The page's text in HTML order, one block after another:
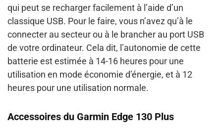
qui peut se recharger facilement à l’aide d’un
classique USB. Pour le faire, vous n’avez qu’à le
connecter au secteur ou à le brancher au port USB
de votre ordinateur. Cela dit, l’autonomie de cette
batterie est estimée à 14-16 heures pour une
utilisation en mode économie d’énergie, et à 12
heures pour une utilisation normale.
Accessoires du Garmin Edge 130 Plus